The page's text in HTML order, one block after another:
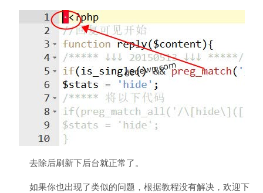
去除后刷新下后台就正常了。
如果你也出现了类似的问题，根据教程没有解决，欢迎下